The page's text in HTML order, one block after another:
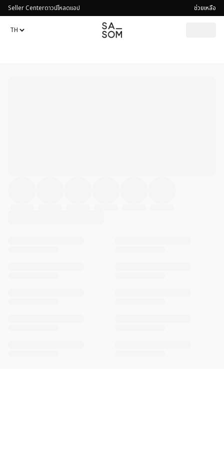
Seller Centerดาวน์โหลดแอป ช่วยเหลือ